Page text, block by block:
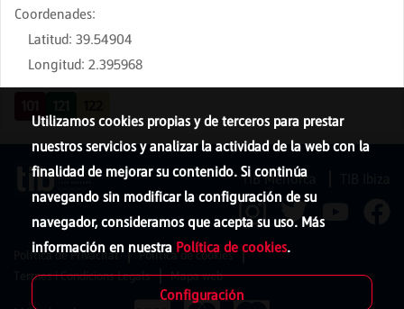
Coordenades:
Latitud: 39.54904
Longitud: 2.395968
Utilizamos cookies propias y de terceros para prestar
nuestros servicios y analizar la actividad de la web con la
finalidad de mejorar su contenido. Si continúa
navegando sin modificar la configuración de su
navegador, consideramos que acepta su uso. Más
información en nuestra Política de cookies.
Configuración
TIB Menorca
Política de Privacitat
Política de cookies
Termes i Condicions Legals
Mapa web